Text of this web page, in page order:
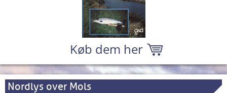
Køb dem her
Nordlys over Mols